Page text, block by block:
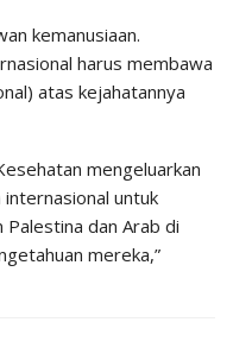
kemanusiaan.
harus membawa
atas kejahatannya
mengeluarkan
untuk
dan Arab di
mereka,”